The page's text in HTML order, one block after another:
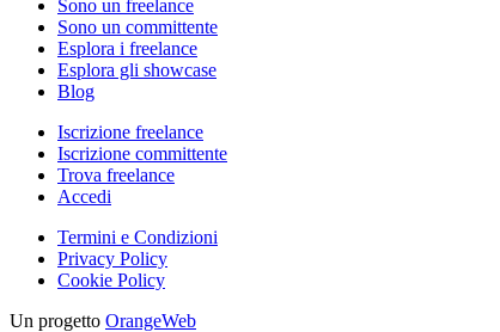
Sono un freelance
Sono un committente
Esplora i freelance
Esplora gli showcase
Blog
Iscrizione freelance
Iscrizione committente
Trova freelance
Accedi
Termini e Condizioni
Privacy Policy
Cookie Policy
Un progetto OrangeWeb